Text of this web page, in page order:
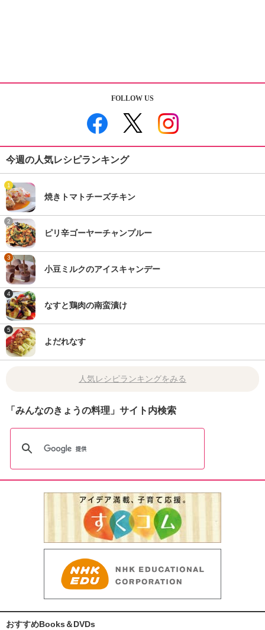
FOLLOW US
今週の人気レシピランキング
1
焼きトマトチーズチキン
2
ピリ辛ゴーヤーチャンプルー
3
小豆ミルクのアイスキャンデー
4
なすと鶏肉の南蛮漬け
5
よだれなす
人気レシピランキングをみる
「みんなのきょうの料理」サイト内検索
おすすめBooks＆DVDs